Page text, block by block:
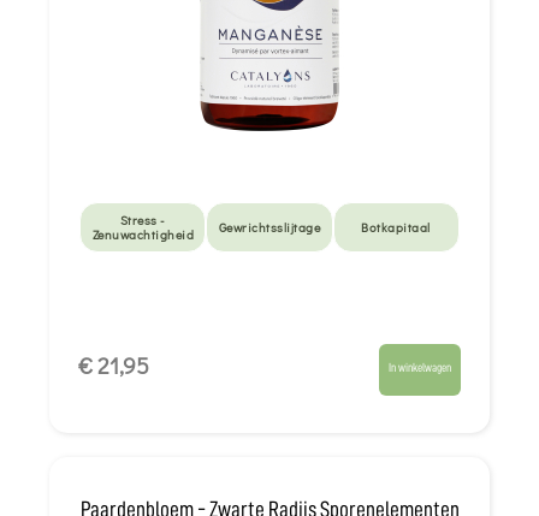
Stress -
Zenuwachtigheid
Gewrichtsslijtage Botkapitaal
€ 21,95 In winkelwagen
Paardenbloem - Zwarte Radijs Sporenelementen